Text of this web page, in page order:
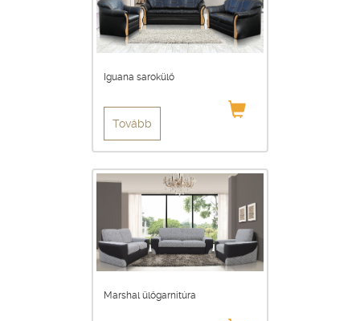
Iguana sarokülő
Tovább
Marshal ülőgarnitúra